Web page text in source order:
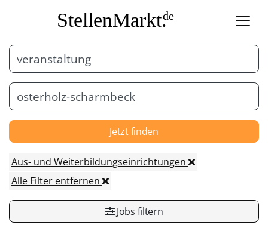
StellenMarkt.de
Jetzt finden
Aus- und Weiterbildungseinrichtungen
Alle Filter entfernen
Jobs filtern